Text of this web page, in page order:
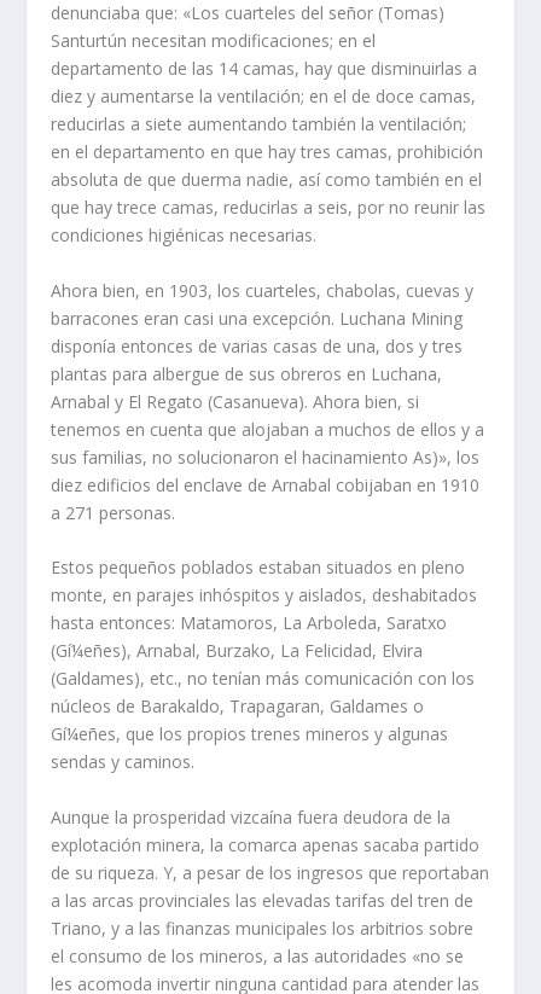
denunciaba que: «Los cuarteles del señor (Tomas)
Santurtún necesitan modificaciones; en el
departamento de las 14 camas, hay que disminuirlas a
diez y aumentarse la ventilación; en el de doce camas,
reducirlas a siete aumentando también la ventilación;
en el departamento en que hay tres camas, prohibición
absoluta de que duerma nadie, así­ como también en el
que hay trece camas, reducirlas a seis, por no reunir las
condiciones higiénicas necesarias.
Ahora bien, en 1903, los cuarteles, cha­bolas, cuevas y
barracones eran casi una excepción. Luchana Mining
disponí­a enton­ces de varias casas de una, dos y tres
plantas para albergue de sus obreros en Luchana,
Arnabal y El Regato (Casanueva). Ahora bien, si
tenemos en cuenta que alojaban a muchos de ellos y a
sus familias, no solucionaron el hacinamiento As)», los
diez edificios del enclave de Arnabal cobijaban en 1910
a 271 personas.
Estos pequeños poblados estaban situa­dos en pleno
monte, en parajes inhóspitos y aislados, deshabitados
hasta entonces: Matamoros, La Arboleda, Saratxo
(Gí¼eñes), Arnabal, Burzako, La Felicidad, Elvira
(Galdames), etc., no tení­an más comunica­ción con los
núcleos de Barakaldo, Trapagaran, Galdames o
Gí¼eñes, que los propios trenes mineros y algunas
sendas y caminos.
Aunque la prosperidad vizcaí­na fuera deudora de la
explotación minera, la comar­ca apenas sacaba partido
de su riqueza. Y, a pesar de los ingresos que reportaban
a las arcas provinciales las elevadas tarifas del tren de
Triano, y a las finanzas municipales los arbitrios sobre
el consumo de los mine­ros, a las autoridades «no se
les acomoda invertir ninguna cantidad para atender las